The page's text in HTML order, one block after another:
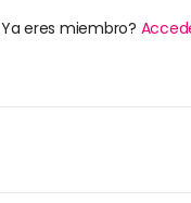
eres miembro?